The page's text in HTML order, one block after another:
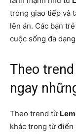
trong giao tiếp và
lên án. Các bạn
cuộc sống đa
Theo
ngay
Theo trend từ
khác trong từ điển